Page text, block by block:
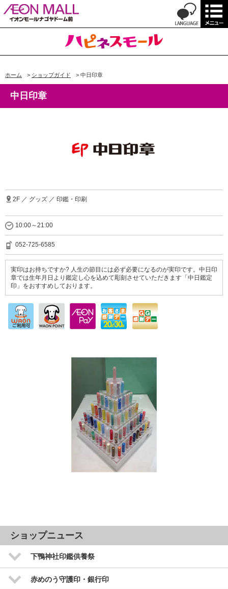
ホーム > ショップガイド > 中日印章
中日印章
2F ／ グッズ ／ 印鑑・印刷
10:00～21:00
052-725-6585
実印はお持ちですか? 人生の節目には必ず必要になるのが実印です。中日印
章では生年月日より鑑定し心を込めて彫刻させていただきます「中日鑑定
印」をおすすめしております。
ショップニュース
下鴨神社印鑑供養祭
赤めのう守護印・銀行印